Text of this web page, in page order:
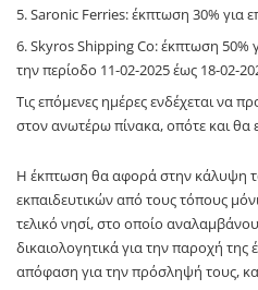
Saronic Ferries: έκπτωση 30% για
Skyros Shipping Co: έκπτωση 50%
την περίοδο 11-02-2025 έως 18-02-
Τις επόμενες ημέρες ενδέχεται να
στον ανωτέρω πίνακα, οπότε και θα
Η έκπτωση θα αφορά στην κάλυψη
εκπαιδευτικών από τους τόπους
τελικό νησί, στο οποίο
δικαιολογητικά για την παροχή της
απόφαση για την πρόσληψή τους,